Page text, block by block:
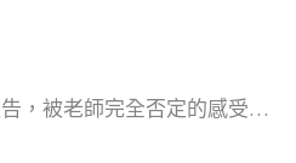
，被老師完全否定的感受…